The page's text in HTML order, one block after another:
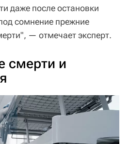
даже после остановки
сомнение прежние
— отмечает эксперт.
смерти и